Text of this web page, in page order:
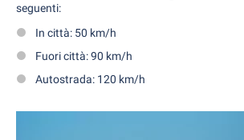
seguenti:
In città: 50 km/h
Fuori città: 90 km/h
Autostrada: 120 km/h